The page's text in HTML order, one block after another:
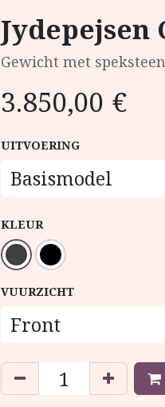
Jydepejsen
Gewicht met
3.850,00 €
UITVOERING
KLEUR
VUURZICHT